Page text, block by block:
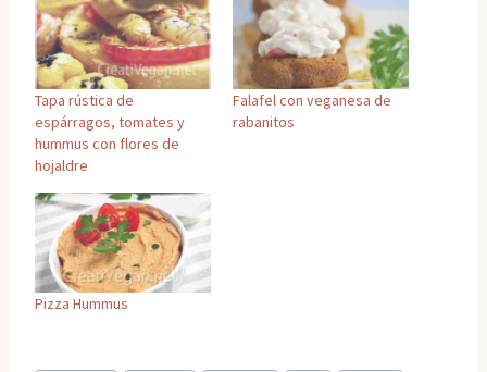
Tapa rústica de
espárragos, tomates y
hummus con flores de
hojaldre
Falafel con veganesa de
rabanitos
Pizza Hummus